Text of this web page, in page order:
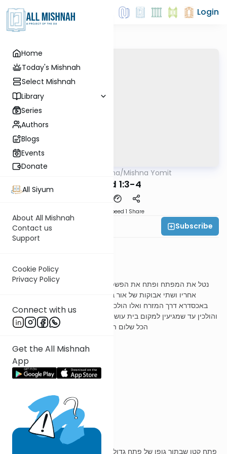
Home
Today's Mishnah
Select Mishnah
Library
Series
Authors
Blogs
Events
Donate
All Siyum
About All Mishnah
Contact us
Support
Cookie Policy
Privacy Policy
Connect with us
Get the All Mishnah
App
Login
AllMishna/Mishna Yomit
Tamid 1:3-4
Speed 1 Share
Rabbi Jonah Lerner
Subscribe
משנה ג
נטל את המפתח ופתח את הפשפש ונכנס מבית המוקד לעזרה ונכנסו
אחריו ושתי אבוקות של אור בידם ונחלקו לשתי כתות אלו הולכים
באכסדרא דרך המזרח ואלו הולכים באכסדרא דרך המערב היו בודקין
והולכין עד שמגיעין למקום בית עושי חביתים הגיעו אלו ואלו אמרו שלום
הכל שלום העמידו עושי חביתים לעשות חביתים
ר' עובדיה מברטנורא
פשפש
פתח קטן שבתוך גופו של פתח גדול, ובו היו נכנסים מבית המוקד לעזרה